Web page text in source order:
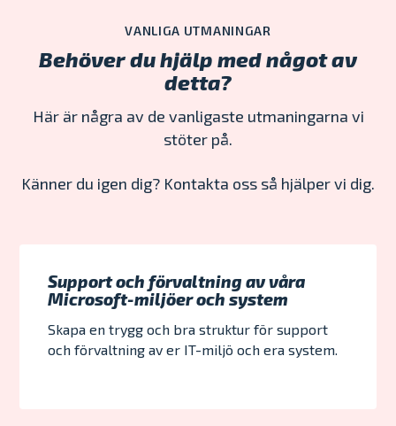
VANLIGA UTMANINGAR
Behöver du hjälp med något av
detta?
Här är några av de vanligaste utmaningarna vi
stöter på.
Känner du igen dig? Kontakta oss så hjälper vi dig.
Support och förvaltning av våra
Microsoft-miljöer och system
Skapa en trygg och bra struktur för support
och förvaltning av er IT-miljö och era system.